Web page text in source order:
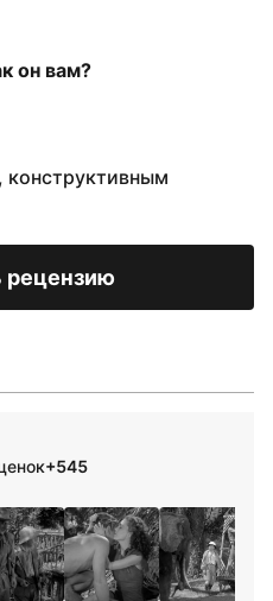
он вам?
рецензию
+545